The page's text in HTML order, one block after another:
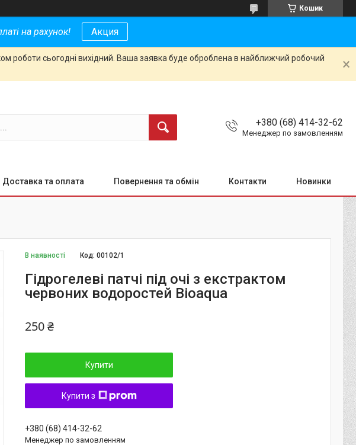
Кошик
на рахунок! Акция
роботи сьогодні вихідний. Ваша заявка буде оброблена в найближчий робочий
+380 (68) 414-32-62
Менеджер по замовленням
Доставка та оплата Повернення та обмін Контакти Новинки
В наявності Код:00102/1
Гідрогелеві патчі під очі з екстрактом
червоних водоростей Bioaqua
250 ₴
Купити
Купити з
+380 (68) 414-32-62
Менеджер по замовленням